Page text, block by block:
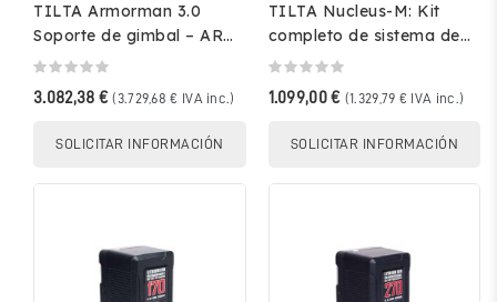
TILTA Armorman 3.0
Soporte de gimbal – ARM-
T03
3.082,38 € (3.729,68 € IVA inc.)
SOLICITAR INFORMACIÓN
TILTA Nucleus-M: Kit
completo de sistema de
control de lentes
1.099,00 € (1.329,79 € IVA inc.)
SOLICITAR INFORMACIÓN